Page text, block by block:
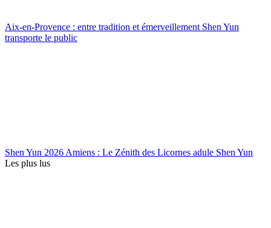
Aix-en-Provence : entre tradition et émerveillement Shen Yun
transporte le public
Shen Yun 2026 Amiens : Le Zénith des Licornes adule Shen Yun
Les plus lus